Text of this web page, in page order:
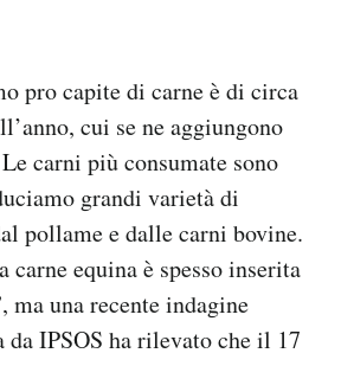
pro capite di carne è di circa
cui se ne aggiungono
carni più consumate sono
grandi varietà di
pollame e dalle carni bovine.
equina è spesso inserita
ma una recente indagine
da IPSOS ha rilevato che il 17